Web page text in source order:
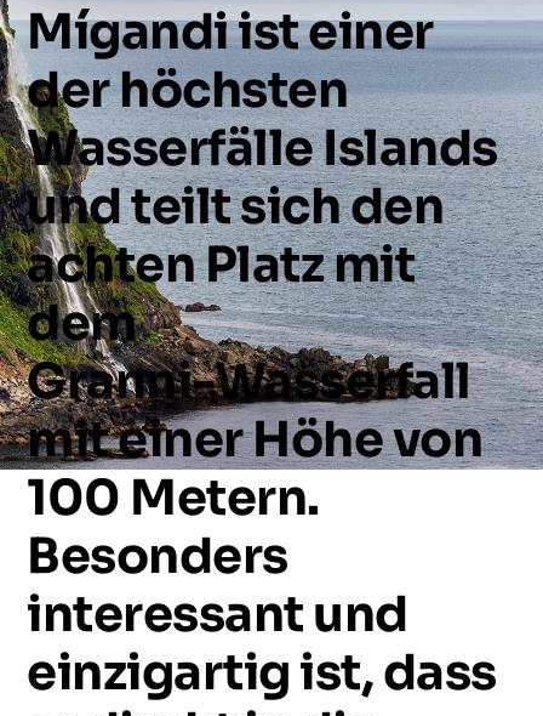
Mígandiisteiner
derhöchsten
WasserfälleIslands
undteiltsichden
achtenPlatzmit
dem
Granni-Wasserfall
miteinerHöhevon
100 Metern.
Besonders
interessantund
einzigartigist,dass